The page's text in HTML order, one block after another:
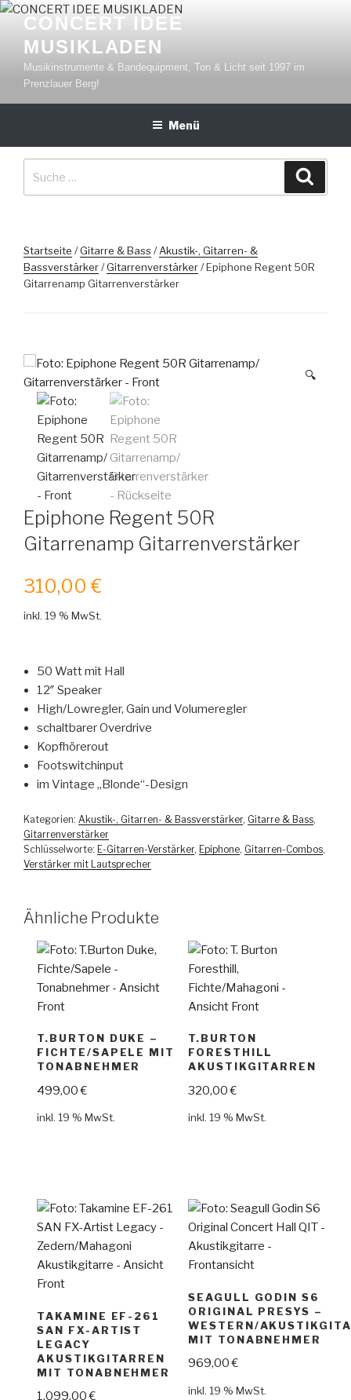
Zum
Inhalt
springen
CONCERT IDEE
MUSIKLADEN
Musikinstrumente & Bandequipment, Ton & Licht seit 1997 im
Prenzlauer Berg!
Menü
Startseite /Gitarre & Bass /Akustik-, Gitarren- &
Bassverstärker/Gitarrenverstärker/ Epiphone Regent 50R
Gitarrenamp Gitarrenverstärker
🔍
Epiphone Regent 50R
Gitarrenamp Gitarrenverstärker
310,00 €
inkl. 19 % MwSt.
50 Watt mit Hall
12″ Speaker
High/Lowregler, Gain und Volumeregler
schaltbarer Overdrive
Kopfhörerout
Footswitchinput
im Vintage „Blonde“-Design
Kategorien: Akustik-, Gitarren- & Bassverstärker, Gitarre & Bass,
Gitarrenverstärker
Schlüsselworte: E-Gitarren-Verstärker, Epiphone, Gitarren-Combos,
Verstärker mit Lautsprecher
Ähnliche Produkte
T.BURTON DUKE –
FICHTE/SAPELE MIT
TONABNEHMER
499,00€
inkl. 19 % MwSt.
T.BURTON
FORESTHILL
AKUSTIKGITARREN
320,00€
inkl. 19 % MwSt.
TAKAMINE EF-261
SAN FX-ARTIST
LEGACY
AKUSTIKGITARREN
MIT TONABNEHMER
1.099,00€
SEAGULL GODIN S6
ORIGINAL PRESYS –
WESTERN/
MIT TONABNEHMER
969,00€
inkl. 19 % MwSt.